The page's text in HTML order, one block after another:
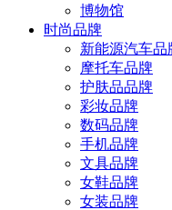
博物馆
时尚品牌
新能源汽车品
摩托车品牌
护肤品品牌
彩妆品牌
数码品牌
手机品牌
文具品牌
女鞋品牌
女装品牌